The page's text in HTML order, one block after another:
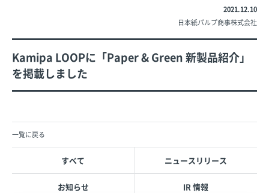
2021.12.10
日本紙パルプ商事株式会社
Kamipa LOOPに「Paper & Green 新製品紹介」
を掲載しました
一覧に戻る
すべて ニュースリリース
お知らせ IR 情報